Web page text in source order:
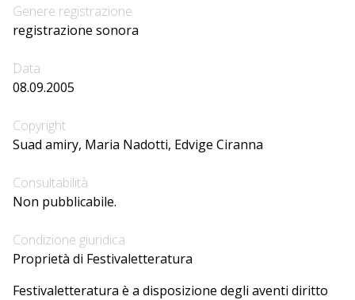
Genere registrazione
registrazione sonora
Data
08.09.2005
Copyright
Suad amiry, Maria Nadotti, Edvige Ciranna
Consultabilità
Non pubblicabile.
Condizione giuridica
Proprietà di Festivaletteratura
Festivaletteratura è a disposizione degli aventi diritto